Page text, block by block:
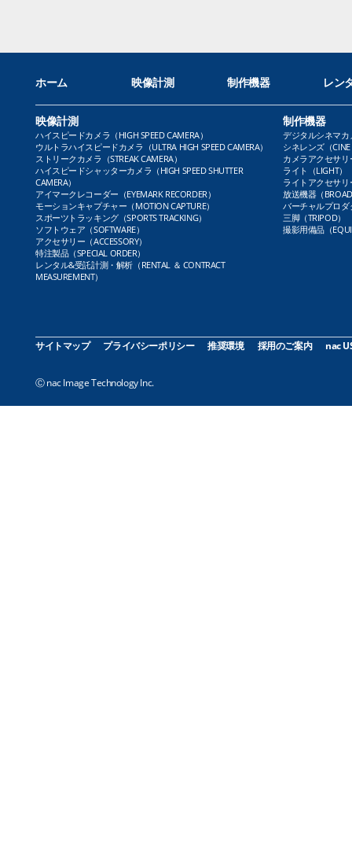
ホーム 映像計測 制作機器 レン
映像計測
ハイスピードカメラ（HIGH SPEED CAMERA）
ウルトラハイスピードカメラ（ULTRA HIGH SPEED CAMERA）
ストリークカメラ（STREAK CAMERA）
ハイスピードシャッターカメラ（HIGH SPEED SHUTTER
CAMERA）
アイマークレコーダー（EYEMARK RECORDER）
モーションキャプチャー（MOTION CAPTURE）
スポーツトラッキング（SPORTS TRACKING）
ソフトウェア（SOFTWARE）
アクセサリー（ACCESSORY）
特注製品（SPECIAL ORDER）
レンタル&受託計測・解析（RENTAL ＆ CONTRACT
MEASUREMENT）
制作機器
デジタルシネマカ
シネレンズ（CINE
カメラアクセサリ
ライト（LIGHT）
ライトアクセサリ
放送機器（
バーチャルプロダ
三脚（TRIPOD）
撮影用備品（
サイトマップ プライバシーポリシー 推奨環境 採用のご案内 nac
Ⓒ nac Image Technology Inc.